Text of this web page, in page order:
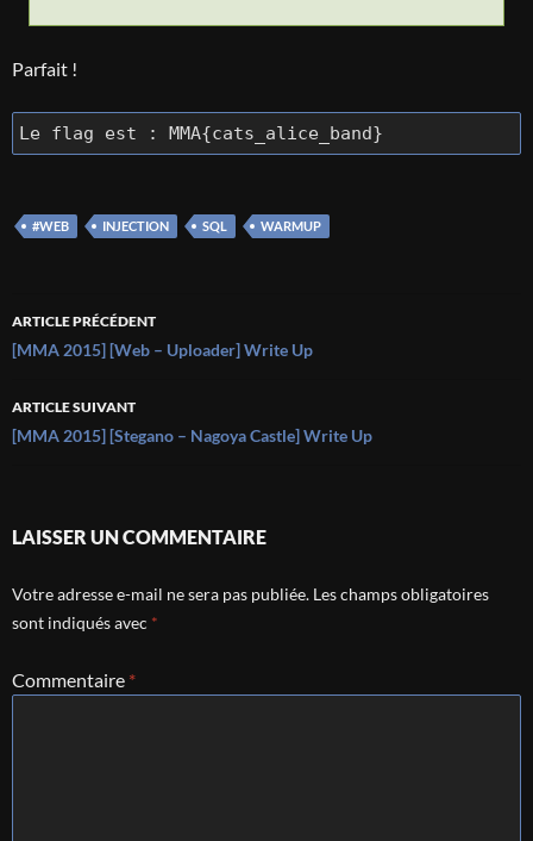
Parfait !
Le flag est : MMA{cats_alice_band}
#WEB INJECTION SQL WARMUP
Navigation
des
articles
ARTICLE PRÉCÉDENT
[MMA 2015] [Web – Uploader] Write Up
ARTICLE SUIVANT
[MMA 2015] [Stegano – Nagoya Castle] Write Up
LAISSER UN COMMENTAIRE
Votre adresse e-mail ne sera pas publiée. Les champs obligatoires
sont indiqués avec *
Commentaire *